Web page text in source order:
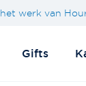
werk van
Gifts